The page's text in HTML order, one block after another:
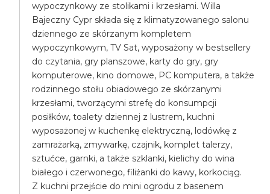
wypoczynkowy ze stolikami i krzesłami. Willa
Bajeczny Cypr składa się z klimatyzowanego salonu
dziennego ze skórzanym kompletem
wypoczynkowym, TV Sat, wyposażony w bestsellery
do czytania, gry planszowe, karty do gry, gry
komputerowe, kino domowe, PC komputera, a także
rodzinnego stołu obiadowego ze skórzanymi
krzesłami, tworzącymi strefę do konsumpcji
posiłków, toalety dziennej z lustrem, kuchni
wyposażonej w kuchenkę elektryczną, lodówkę z
zamrażarką, zmywarkę, czajnik, komplet talerzy,
sztućce, garnki, a także szklanki, kielichy do wina
białego i czerwonego, filiżanki do kawy, korkociąg.
Z kuchni przejście do mini ogrodu z basenem